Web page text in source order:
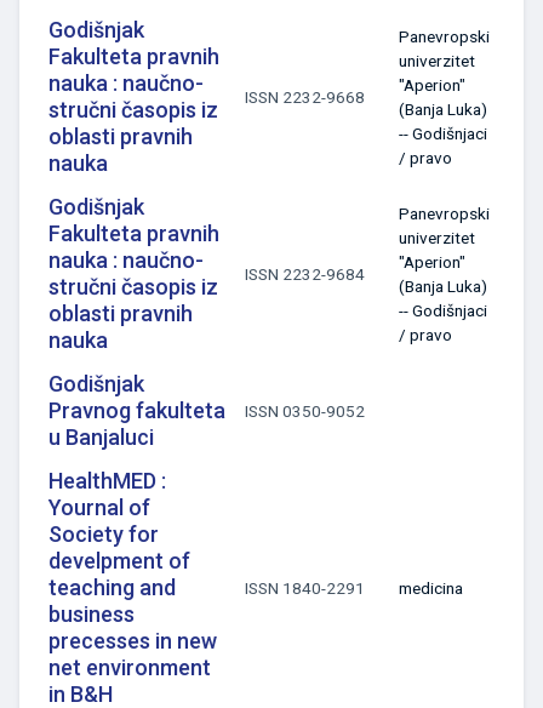
Godišnjak
Fakulteta pravnih
nauka : naučno-
stručni časopis iz
oblasti pravnih
nauka
ISSN 2232-9668
Panevropski
univerzitet
"Aperion"
(Banja Luka)
-- Godišnjaci
/ pravo
Godišnjak
Fakulteta pravnih
nauka : naučno-
stručni časopis iz
oblasti pravnih
nauka
ISSN 2232-9684
Panevropski
univerzitet
"Aperion"
(Banja Luka)
-- Godišnjaci
/ pravo
Godišnjak
Pravnog fakulteta
u Banjaluci
ISSN 0350-9052
HealthMED :
Yournal of
Society for
develpment of
teaching and
business
precesses in new
net environment
in B&H
ISSN 1840-2291 medicina